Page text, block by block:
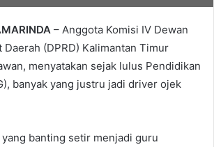
– Anggota Komisi IV Dewan
Daerah (DPRD) Kalimantan Timur
menyatakan sejak lulus Pendidikan
banyak yang justru jadi driver ojek
banting setir menjadi guru